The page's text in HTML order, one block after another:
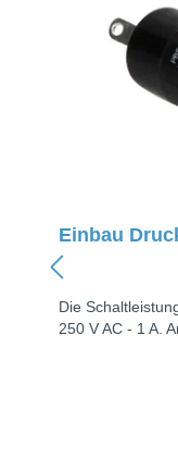
Einbau
Die
250 V AC - 1 A.